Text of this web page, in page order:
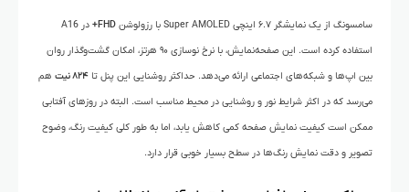
سامسونگ از یک نمایشگر ۶.۷ اینچی Super AMOLED با رزولوشن FHD+ در A16
استفاده کرده است. این صفحه‌نمایش، با نرخ نوسازی ۹۰ هرتز، امکان گشت‌وگذار روان
بین اپ‌ها و شبکه‌های اجتماعی ارائه می‌دهد. حداکثر روشنایی این پنل تا ۸۲۴ نیت هم
می‌رسد که در اکثر شرایط نور و روشنایی در محیط مناسب است. البته در روزهای آفتابی
ممکن است کیفیت نمایش صفحه کمی کاهش یابد، اما به طور کلی کیفیت رنگ، وضوح
تصویر و دقت نمایش رنگ‌ها در سطح بسیار خوبی قرار دارد.